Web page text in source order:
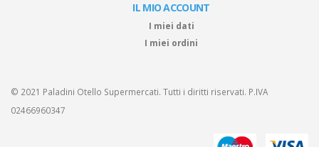
IL MIO ACCOUNT
I miei dati
I miei ordini
© 2021 Paladini Otello Supermercati. Tutti i diritti riservati. P.IVA
02466960347